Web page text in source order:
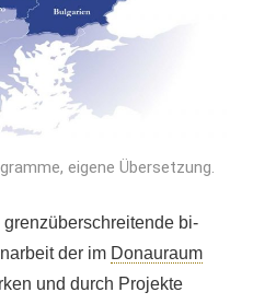
eigene Übersetzung.
bi-
der im Donauraum
und durch Projekte